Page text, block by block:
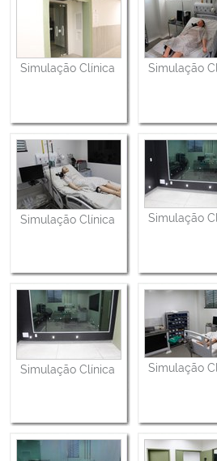
Simulação Clínica Simulação
Simulação Clínica Simulação
Simulação Clínica Simulação